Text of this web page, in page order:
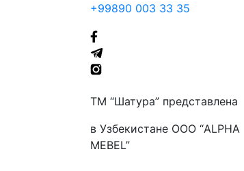
+99890 003 33 35
ТМ “Шатура” представлена
в Узбекистане ООО “ALPHA
MEBEL”